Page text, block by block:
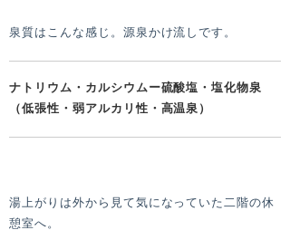
泉質はこんな感じ。源泉かけ流しです。
ナトリウム・カルシウムー硫酸塩・塩化物泉
（低張性・弱アルカリ性・高温泉）
湯上がりは外から見て気になっていた二階の休
憩室へ。